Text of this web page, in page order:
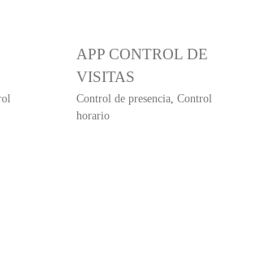
APP CONTROL DE
VISITAS
Control de presencia,Control
horario